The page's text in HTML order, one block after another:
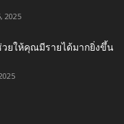
2025
ยให้คุณมีรายได้มากยิ่งขึ้น